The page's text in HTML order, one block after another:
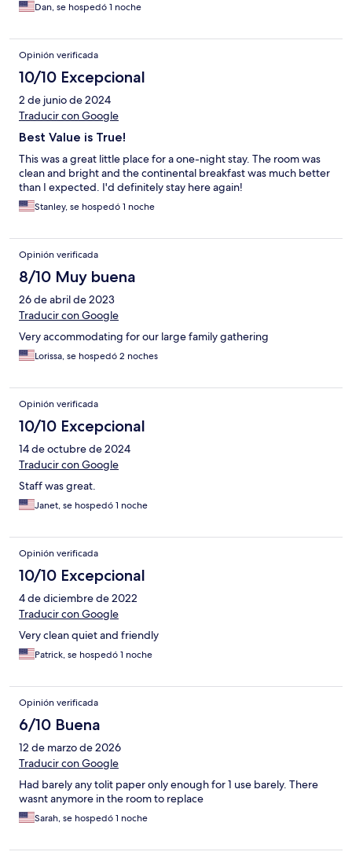
Dan, se hospedó 1 noche
Opinión verificada
10/10 Excepcional
2 de junio de 2024
Traducir con Google
Best Value is True!
This was a great little place for a one-night stay. The room was
clean and bright and the continental breakfast was much better
than I expected. I'd definitely stay here again!
Stanley, se hospedó 1 noche
Opinión verificada
8/10 Muy buena
26 de abril de 2023
Traducir con Google
Very accommodating for our large family gathering
Lorissa, se hospedó 2 noches
Opinión verificada
10/10 Excepcional
14 de octubre de 2024
Traducir con Google
Staff was great.
Janet, se hospedó 1 noche
Opinión verificada
10/10 Excepcional
4 de diciembre de 2022
Traducir con Google
Very clean quiet and friendly
Patrick, se hospedó 1 noche
Opinión verificada
6/10 Buena
12 de marzo de 2026
Traducir con Google
Had barely any tolit paper only enough for 1 use barely. There
wasnt anymore in the room to replace
Sarah, se hospedó 1 noche